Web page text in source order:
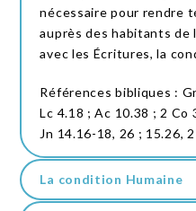
nécessaire pour rendre
auprès des habitants de
avec les Écritures, la
Références bibliques :
Lc 4.18 ; Ac 10.38 ; 2 Co
Jn 14.16-18, 26 ; 15.26,
La condition Humaine